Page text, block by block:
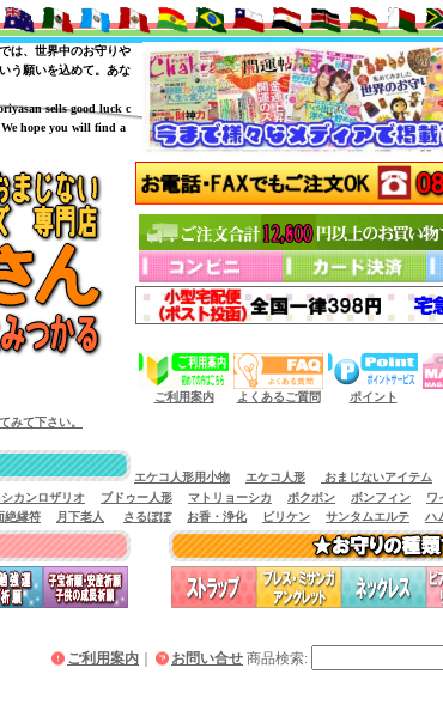
は、世界中のお守りや
う願いを込めて。あな
sells good luck c
hope you will find a
ご利用案内 よくあるご質問 ポイント
て下さい。
エケコ人形用小物 エケコ人形 おまじないアイテム
シカンロザリオ ブドゥー人形 マトリョーシカ ポクポン ボンフィン ワ
絶縁符 月下老人 さるぼぼ お香・浄化 ビリケン サンタムエルテ ハ
ご利用案内 お問い合せ 商品検索: